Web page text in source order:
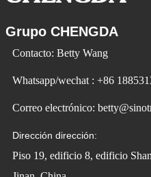
Grupo CHENGDA
Contacto: Betty Wang
Whatsapp/wechat : +86
Correo electrónico:
Dirección dirección:
Piso 19, edificio 8, edificio